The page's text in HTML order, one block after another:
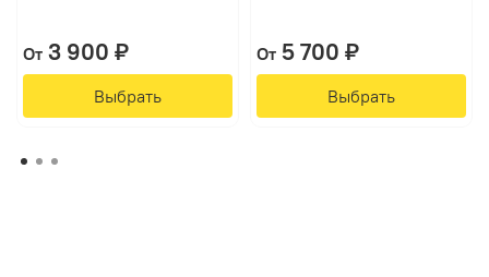
От3 900 ₽
Выбрать
От5 700 ₽
Выбрать